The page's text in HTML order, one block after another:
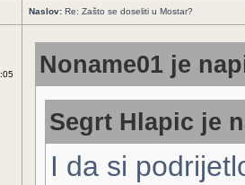
Naslov: Re: Zašto se doseliti u Mostar?
Noname01 je
Segrt Hlapic je
I da si